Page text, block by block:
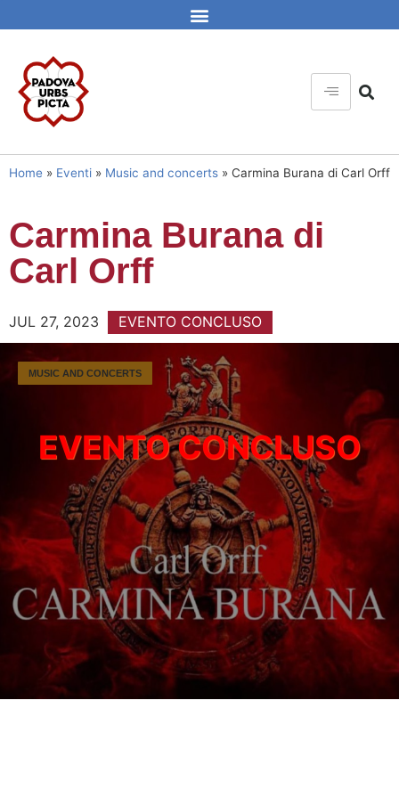
Home » Eventi » Music and concerts » Carmina Burana di Carl Orff
Carmina Burana di
Carl Orff
JUL 27, 2023 EVENTO CONCLUSO
MUSIC AND CONCERTS